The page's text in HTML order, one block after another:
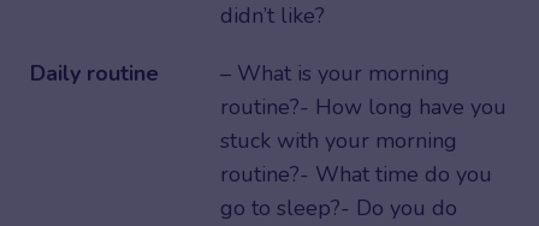
didn’t like?
Daily routine
– What is your morning
routine?- How long have you
stuck with your morning
routine?- What time do you
go to sleep?- Do you do